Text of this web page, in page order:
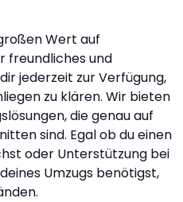
Wert auf
freundliches und
jederzeit zur Verfügung,
zu klären. Wir bieten
die genau auf
sind. Egal ob du einen
oder Unterstützung bei
Umzugs benötigst,